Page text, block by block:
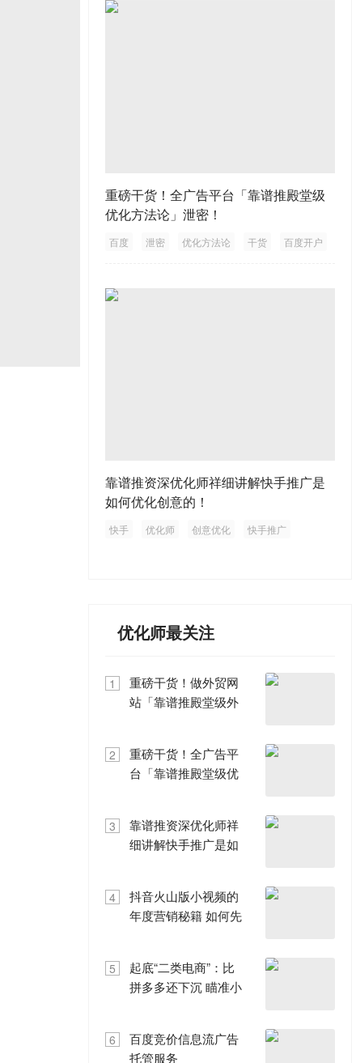
重磅干货！全广告平台「靠谱推殿堂级
优化方法论」泄密！
百度 泄密 优化方法论 干货 百度开户
靠谱推资深优化师祥细讲解快手推广是
如何优化创意的！
快手 优化师 创意优化 快手推广
优化师最关注
1
重磅干货！做外贸网
站「靠谱推殿堂级外
2
重磅干货！全广告平
台「靠谱推殿堂级优
3
靠谱推资深优化师祥
细讲解快手推广是如
4
抖音火山版小视频的
年度营销秘籍 如何先
5
起底“二类电商”：比
拼多多还下沉 瞄准小
6
百度竞价信息流广告
托管服务